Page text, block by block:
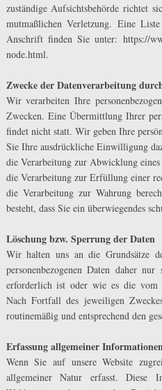
zuständige Aufsichtsbehörde richtet
mutmaßlichen Verletzung. Eine
Anschrift finden Sie unter: https://
node.html.
Zwecke der Datenverarbeitung
Wir verarbeiten Ihre
Zwecken. Eine Übermittlung Ihrer
findet nicht statt. Wir geben Ihre
Sie Ihre ausdrückliche Einwilligung
die Verarbeitung zur Abwicklung
die Verarbeitung zur Erfüllung einer
die Verarbeitung zur Wahrung
besteht, dass Sie ein überwiegendes
Löschung bzw. Sperrung der Daten
Wir halten uns an die Grundsätze
personenbezogenen Daten daher
erforderlich ist oder wie es die vom
Nach Fortfall des jeweiligen
routinemäßig und entsprechend den
Erfassung allgemeiner
Wenn Sie auf unsere Website
allgemeiner Natur erfasst. Diese